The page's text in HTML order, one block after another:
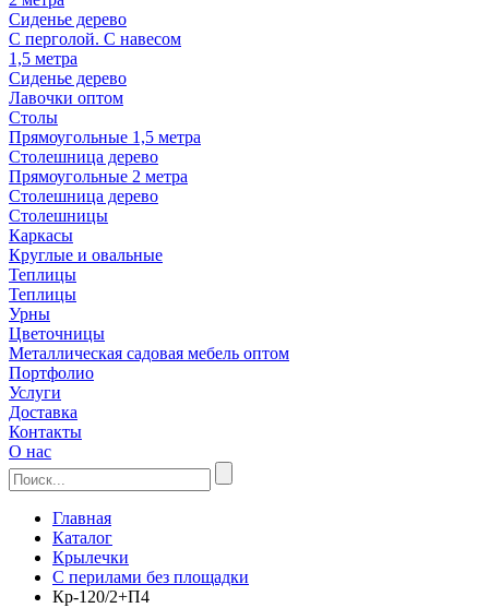
Сиденье дерево
С перголой. С навесом
1,5 метра
Сиденье дерево
Лавочки оптом
Столы
Прямоугольные 1,5 метра
Столешница дерево
Прямоугольные 2 метра
Столешница дерево
Столешницы
Каркасы
Круглые и овальные
Теплицы
Теплицы
Урны
Цветочницы
Металлическая садовая мебель оптом
Портфолио
Услуги
Доставка
Контакты
О нас
Главная
Каталог
Крылечки
С перилами без площадки
Кр-120/2+П4